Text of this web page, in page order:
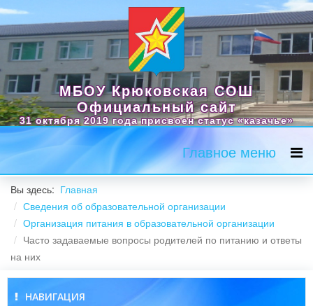
МБОУ Крюковская СОШ
Официальный сайт
31 октября 2019 года присвоен статус «казачье»
Главное меню
Вы здесь: Главная
Сведения об образовательной организации
Организация питания в образовательной организации
Часто задаваемые вопросы родителей по питанию и ответы
на них
НАВИГАЦИЯ